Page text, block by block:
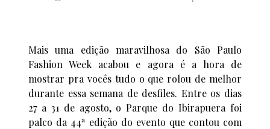
Mais uma edição maravilhosa do São Paulo
Fashion Week acabou e agora é a hora de
mostrar pra vocês tudo o que rolou de melhor
durante essa semana de desfiles. Entre os dias
27 a 31 de agosto, o Parque do Ibirapuera foi
palco da 44ª edição do evento que contou com